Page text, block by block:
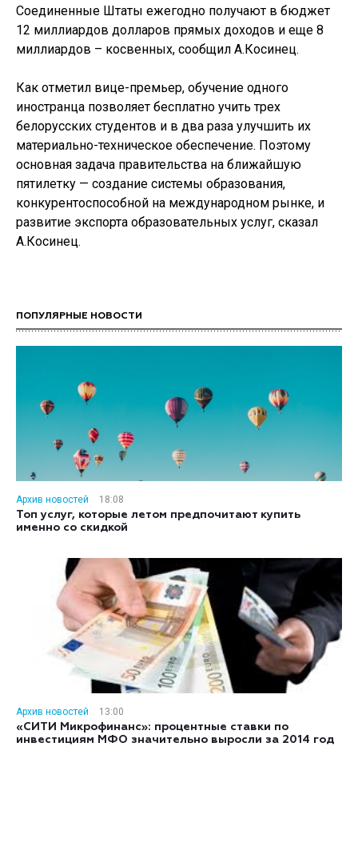
Соединенные Штаты ежегодно получают в бюджет
12 миллиардов долларов прямых доходов и еще 8
миллиардов – косвенных, сообщил А.Косинец.
Как отметил вице-премьер, обучение одного
иностранца позволяет бесплатно учить трех
белорусских студентов и в два раза улучшить их
материально-техническое обеспечение. Поэтому
основная задача правительства на ближайшую
пятилетку — создание системы образования,
конкурентоспособной на международном рынке, и
развитие экспорта образовательных услуг, сказал
А.Косинец.
ПОПУЛЯРНЫЕ НОВОСТИ
Архив новостей
18:08
Топ услуг, которые летом предпочитают купить
именно со скидкой
Архив новостей
13:00
«СИТИ Микрофинанс»: процентные ставки по
инвестициям МФО значительно выросли за 2014 год